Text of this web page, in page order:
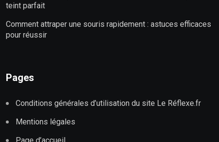
teint parfait
Comment attraper une souris rapidement : astuces efficaces
pour réussir
Pages
Conditions générales d’utilisation du site Le Réflexe.fr
Mentions légales
Page d’accueil